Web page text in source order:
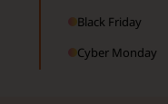
Black Friday
Cyber Monday